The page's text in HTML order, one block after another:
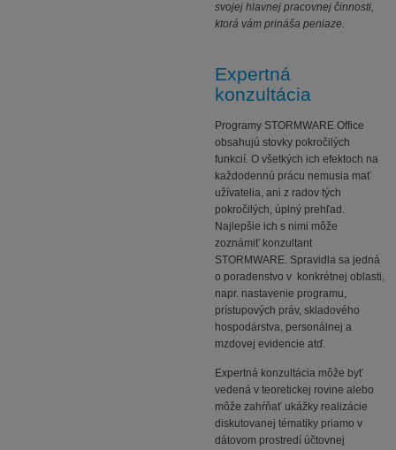
svojej hlavnej pracovnej činnosti,
ktorá vám prináša peniaze.
Expertná
konzultácia
Programy STORMWARE Office
obsahujú stovky pokročilých
funkcií. O všetkých ich efektoch na
každodennú prácu nemusia mať
užívatelia, ani z radov tých
pokročilých, úplný prehľad.
Najlepšie ich s nimi môže
zoznámiť konzultant
STORMWARE. Spravidla sa jedná
o poradenstvo v konkrétnej oblasti,
napr. nastavenie programu,
prístupových práv, skladového
hospodárstva, personálnej a
mzdovej evidencie atď.
Expertná konzultácia môže byť
vedená v teoretickej rovine alebo
môže zahŕňať ukážky realizácie
diskutovanej tématiky priamo v
dátovom prostredí účtovnej